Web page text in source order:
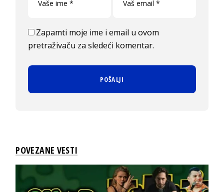
Zapamti moje ime i email u ovom
pretraživaču za sledeći komentar.
POVEZANE VESTI